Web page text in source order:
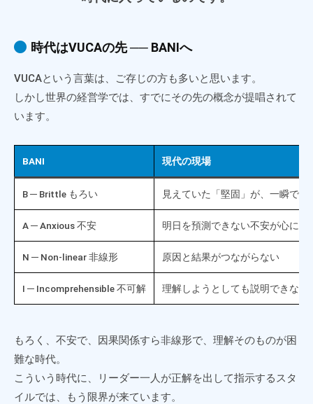
時代はVUCAの先 ── BANIへ
VUCAという言葉は、ご存じの方も多いと思います。
しかし世界の経営学では、すでにその先の概念が提唱されて
います。
BANI 現代の現場
B ─ Brittle もろい 見えていた「堅固」が、一瞬で崩
A ─ Anxious 不安 明日を預測できない不安が心に貼
N ─ Non-linear 非線形 原因と結果がつながらない
I ─ Incomprehensible 不可解 理解しようとしても説明できない
もろく、不安で、因果関係すら非線形で、理解そのものが困
難な時代。
こういう時代に、リーダー一人が正解を出して指示するスタ
イルでは、もう限界が来ています。